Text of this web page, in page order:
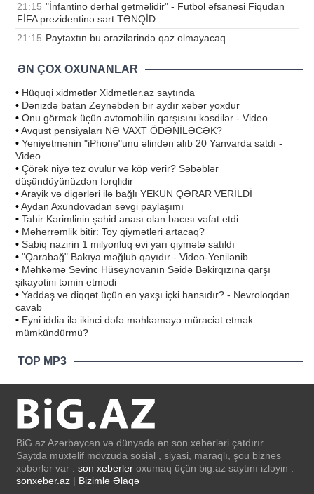
21:15 "İnfantino dərhal getməlidir" - Futbol əfsanəsi Fiqudan
FİFA prezidentinə sərt TƏNQİD
21:15 Paytaxtın bu ərazilərində qaz olmayacaq
ƏN ÇOX OXUNANLAR
• Hüquqi xidmətlər Xidmetler.az saytında
• Dənizdə batan Zeynəbdən bir aydır xəbər yoxdur
• Onu görmək üçün avtomobilin qarşısını kəsdilər - Video
•Avqust pensiyaları NƏ VAXT ÖDƏNİLƏCƏK?
• Yeniyetmənin "iPhone"unu əlindən alıb 20 Yanvarda satdı -
Video
• Çörək niyə tez ovulur və köp verir? Səbəblər
düşündüyünüzdən fərqlidir
•Arayik və digərləri ilə bağlı YEKUN QƏRAR VERİLDİ
•Aydan Axundovadan sevgi paylaşımı
• Tahir Kərimlinin şəhid anası olan bacısı vəfat etdi
• Məhərrəmlik bitir: Toy qiymətləri artacaq?
• Sabiq nazirin 1 milyonluq evi yarı qiymətə satıldı
• "Qarabağ" Bakıya məğlub qayıdır - Video-Yenilənib
• Məhkəmə Sevinc Hüseynovanın Səidə Bəkirqızına qarşı
şikayətini təmin etmədi
• Yaddaş və diqqət üçün ən yaxşı içki hansıdır? - Nevroloqdan
cavab
• Eyni iddia ilə ikinci dəfə məhkəməyə müraciət etmək
mümkündürmü?
TOP MP3
BiG.az Azərbaycan və dünyada ən son xəbərləri çatdırır.
Saytda müxtəlif mövzuda sosial , siyasi, maraqlı, şou biznes
xəbərlər var . son xeberler oxumaq üçün big.az saytını izləyin .
sonxeber.az | Bizimlə Əlaqə